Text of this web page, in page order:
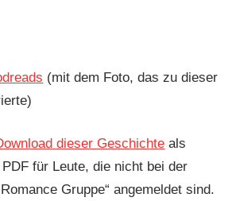
(mit dem Foto, das zu dieser
dieser Geschichte als
für Leute, die nicht bei der
Gruppe“ angemeldet sind.